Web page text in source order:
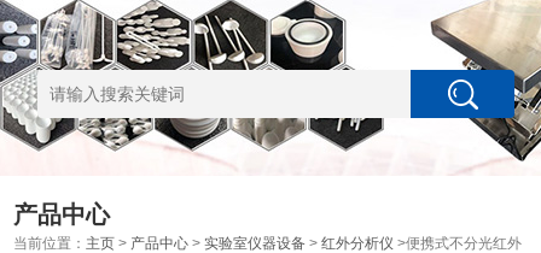
产品中心
当前位置： 主页 > 产品中心 >实验室仪器设备 >红外分析仪 >便携式不分光红外